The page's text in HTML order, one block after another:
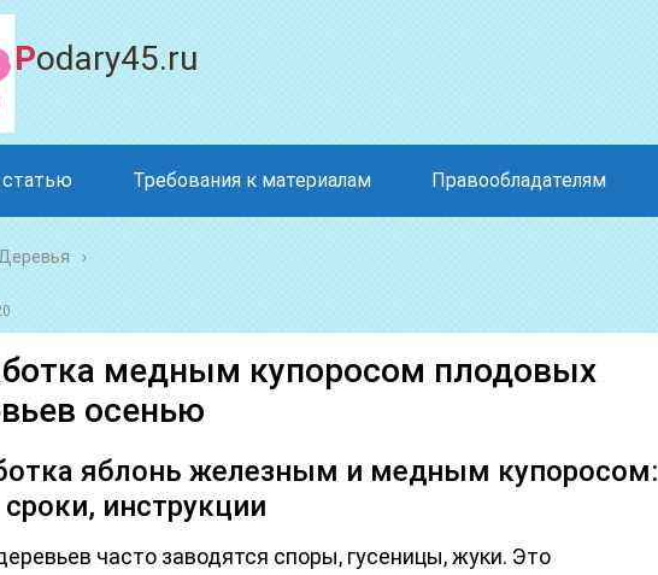
Podary45.ru
Требования к материалам Правообладателям
Деревья
медным купоросом плодовых
осенью
яблонь железным и медным купоросом:
инструкции
часто заводятся споры, гусеницы, жуки. Это